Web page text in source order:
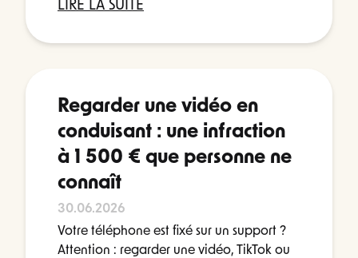
LIRE LA SUITE
Regarder une vidéo en
conduisant : une infraction
à 1 500 € que personne ne
connaît
30.06.2026
Votre téléphone est fixé sur un support ?
Attention : regarder une vidéo, TikTok ou